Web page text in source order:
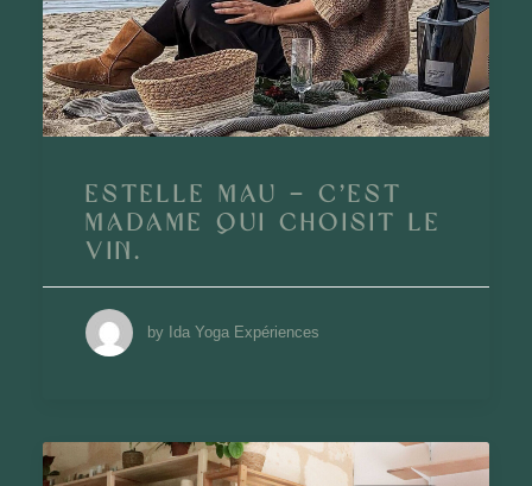
Estelle Mau – C’est
Madame qui choisit le
vin.
by Ida Yoga Expériences